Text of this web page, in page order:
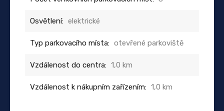
Osvětlení: elektrické
Typ parkovacího místa: otevřené parkoviště
Vzdálenost do centra: 1,0 km
Vzdálenost k nákupním zařízením: 1,0 km